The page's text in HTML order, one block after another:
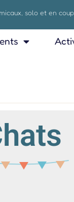
solo et en